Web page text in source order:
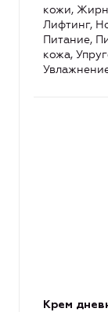
кожи,
Лифтинг,
Питание,
кожа,
Крем